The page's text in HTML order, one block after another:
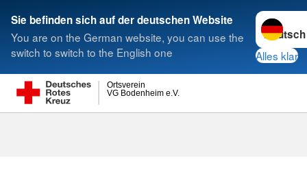
Sie befinden sich auf der deutschen Website
You are on the German website, you can use the
switch to switch to the English one
Sprache
Alles klar
VG Bodenheim e.V.
Ortsverein
Suche